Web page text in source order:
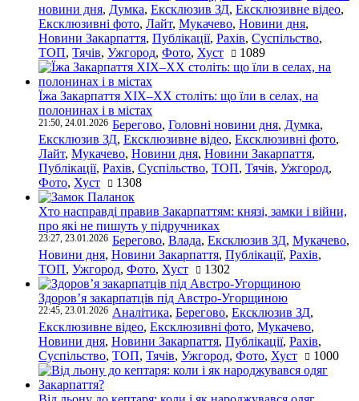
новини дня, Думка, Ексклюзив ЗД, Ексклюзивне відео,
Ексклюзивні фото, Лайт, Мукачево, Новини дня,
Новини Закарпаття, Публікації, Рахів, Суспільство,
ТОП, Тячів, Ужгород, Фото, Хуст 1089
Їжа Закарпаття ХІХ–ХХ століть: що їли в селах, на
полонинах і в містах
21:50, 24.01.2026 Берегово, Головні новини дня, Думка,
Ексклюзив ЗД, Ексклюзивне відео, Ексклюзивні фото,
Лайт, Мукачево, Новини дня, Новини Закарпаття,
Публікації, Рахів, Суспільство, ТОП, Тячів, Ужгород,
Фото, Хуст 1308
Хто насправді правив Закарпаттям: князі, замки і війни,
про які не пишуть у підручниках
23:27, 23.01.2026 Берегово, Влада, Ексклюзив ЗД, Мукачево,
Новини дня, Новини Закарпаття, Публікації, Рахів,
ТОП, Ужгород, Фото, Хуст 1302
Здоров’я закарпатців під Австро-Угорщиною
22:45, 23.01.2026 Аналітика, Берегово, Ексклюзив ЗД,
Ексклюзивне відео, Ексклюзивні фото, Мукачево,
Новини дня, Новини Закарпаття, Публікації, Рахів,
Суспільство, ТОП, Тячів, Ужгород, Фото, Хуст 1000